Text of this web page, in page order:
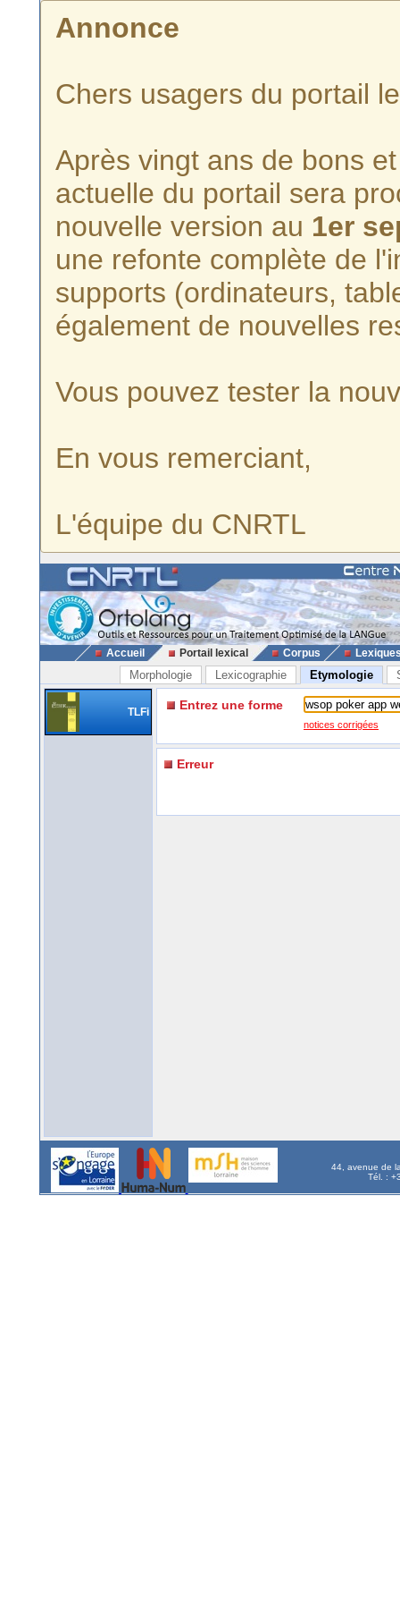
Annonce
Chers usagers du portail
Après vingt ans de bons
actuelle du portail sera
nouvelle version au 1er
une refonte complète de
supports (ordinateurs,
également de nouvelles
Vous pouvez tester la
En vous remerciant,
L'équipe du CNRTL
Accueil Portail lexical Corpus
Morphologie Lexicographie Etymologie
TLFi Entrez une forme
notices corrigées
Erreur
44, avenue de
Tél. :